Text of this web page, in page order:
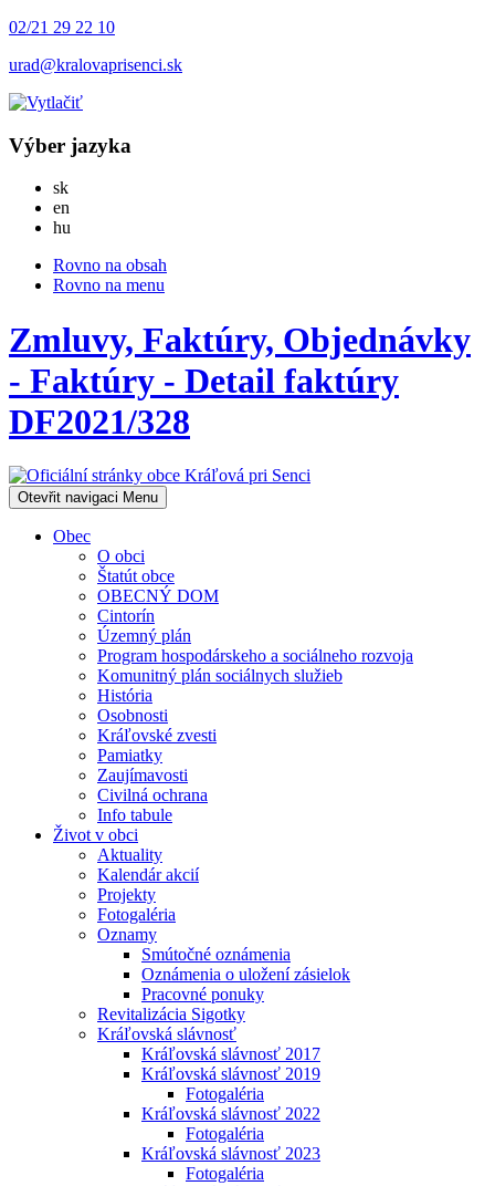
02/21 29 22 10
urad@kralovaprisenci.sk
Výber jazyka
skSlovensky
en
hu
Rovno na obsah
Rovno na menu
Zmluvy, Faktúry, Objednávky
- Faktúry - Detail faktúry
DF2021/328
Otevřit navigaci Menu
Obec
O obci
Štatút obce
OBECNÝ DOM
Cintorín
Územný plán
Program hospodárskeho a sociálneho rozvoja
Komunitný plán sociálnych služieb
História
Osobnosti
Kráľovské zvesti
Pamiatky
Zaujímavosti
Civilná ochrana
Info tabule
Život v obci
Aktuality
Kalendár akcií
Projekty
Fotogaléria
Oznamy
Smútočné oznámenia
Oznámenia o uložení zásielok
Pracovné ponuky
Revitalizácia Sigotky
Kráľovská slávnosť
Kráľovská slávnosť 2017
Kráľovská slávnosť 2019
Fotogaléria
Kráľovská slávnosť 2022
Fotogaléria
Kráľovská slávnosť 2023
Fotogaléria